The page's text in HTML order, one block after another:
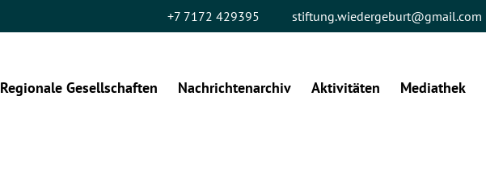
+7 7172 429395 stiftung.wiedergeburt@gmail.com
Regionale Gesellschaften Nachrichtenarchiv Aktivitäten Mediathek